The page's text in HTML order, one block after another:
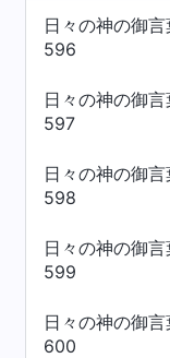
日々の神の御
596
日々の神の御
597
日々の神の御
598
日々の神の御
599
日々の神の御
600